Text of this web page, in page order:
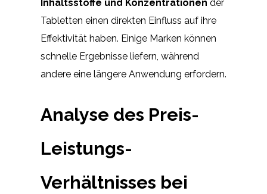
Inhaltsstoffe und Konzentrationen der
Tabletten einen direkten Einfluss auf ihre
Effektivität haben. Einige Marken können
schnelle Ergebnisse liefern, während
andere eine längere Anwendung erfordern.
Analyse des Preis-
Leistungs-
Verhältnisses bei